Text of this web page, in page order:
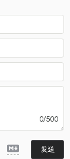
0/500
发送